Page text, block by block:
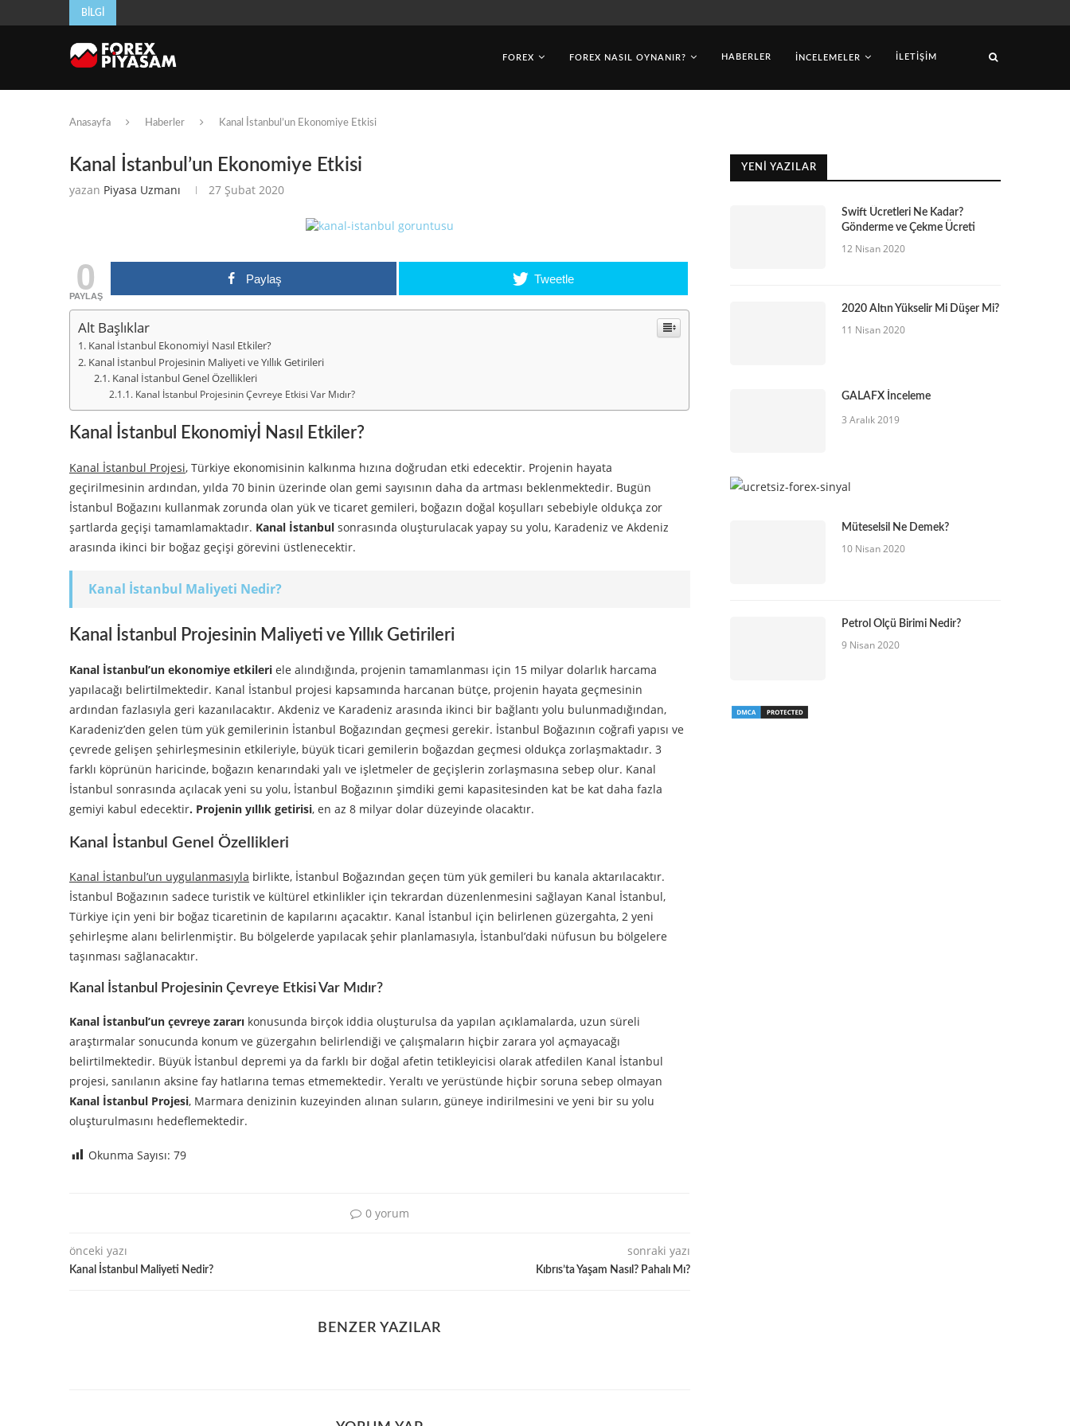
BILGI
FOREX FOREX NASIL OYNANIR? HABERLER İNCELEMELER İLETIŞIM
Anasayfa Haberler Kanal İstanbul’un Ekonomiye Etkisi
Kanal İstanbul’un Ekonomiye Etkisi
yazan Piyasa Uzmanı 27 Şubat 2020
0
PAYLAŞ
Paylaş Tweetle
Alt Başlıklar
Kanal İstanbul Ekonomiyİ Nasıl Etkiler?
Kanal İstanbul Projesinin Maliyeti ve Yıllık Getirileri
Kanal İstanbul Genel Özellikleri
Kanal İstanbul Projesinin Çevreye Etkisi Var Mıdır?
Kanal İstanbul Ekonomiyİ Nasıl Etkiler?
Kanal İstanbul Projesi, Türkiye ekonomisinin kalkınma hızına doğrudan etki edecektir. Projenin hayata
geçirilmesinin ardından, yılda 70 binin üzerinde olan gemi sayısının daha da artması beklenmektedir. Bugün
İstanbul Boğazını kullanmak zorunda olan yük ve ticaret gemileri, boğazın doğal koşulları sebebiyle oldukça zor
şartlarda geçişi tamamlamaktadır. Kanal İstanbul sonrasında oluşturulacak yapay su yolu, Karadeniz ve Akdeniz
arasında ikinci bir boğaz geçişi görevini üstlenecektir.
Kanal İstanbul Maliyeti Nedir?
Kanal İstanbul Projesinin Maliyeti ve Yıllık Getirileri
Kanal İstanbul’un ekonomiye etkileri ele alındığında, projenin tamamlanması için 15 milyar dolarlık harcama
yapılacağı belirtilmektedir. Kanal İstanbul projesi kapsamında harcanan bütçe, projenin hayata geçmesinin
ardından fazlasıyla geri kazanılacaktır. Akdeniz ve Karadeniz arasında ikinci bir bağlantı yolu bulunmadığından,
Karadeniz’den gelen tüm yük gemilerinin İstanbul Boğazından geçmesi gerekir. İstanbul Boğazının coğrafi yapısı ve
çevrede gelişen şehirleşmesinin etkileriyle, büyük ticari gemilerin boğazdan geçmesi oldukça zorlaşmaktadır. 3
farklı köprünün haricinde, boğazın kenarındaki yalı ve işletmeler de geçişlerin zorlaşmasına sebep olur. Kanal
İstanbul sonrasında açılacak yeni su yolu, İstanbul Boğazının şimdiki gemi kapasitesinden kat be kat daha fazla
gemiyi kabul edecektir. Projenin yıllık getirisi, en az 8 milyar dolar düzeyinde olacaktır.
Kanal İstanbul Genel Özellikleri
Kanal İstanbul’un uygulanmasıyla birlikte, İstanbul Boğazından geçen tüm yük gemileri bu kanala aktarılacaktır.
İstanbul Boğazının sadece turistik ve kültürel etkinlikler için tekrardan düzenlenmesini sağlayan Kanal İstanbul,
Türkiye için yeni bir boğaz ticaretinin de kapılarını açacaktır. Kanal İstanbul için belirlenen güzergahta, 2 yeni
şehirleşme alanı belirlenmiştir. Bu bölgelerde yapılacak şehir planlamasıyla, İstanbul’daki nüfusun bu bölgelere
taşınması sağlanacaktır.
Kanal İstanbul Projesinin Çevreye Etkisi Var Mıdır?
Kanal İstanbul’un çevreye zararı konusunda birçok iddia oluşturulsa da yapılan açıklamalarda, uzun süreli
araştırmalar sonucunda konum ve güzergahın belirlendiği ve çalışmaların hiçbir zarara yol açmayacağı
belirtilmektedir. Büyük İstanbul depremi ya da farklı bir doğal afetin tetikleyicisi olarak atfedilen Kanal İstanbul
projesi, sanılanın aksine fay hatlarına temas etmemektedir. Yeraltı ve yerüstünde hiçbir soruna sebep olmayan
Kanal İstanbul Projesi, Marmara denizinin kuzeyinden alınan suların, güneye indirilmesini ve yeni bir su yolu
oluşturulmasını hedeflemektedir.
Okunma Sayısı: 79
0 yorum
önceki yazı
Kanal İstanbul Maliyeti Nedir?
sonraki yazı
Kıbrıs’ta Yaşam Nasıl? Pahalı Mı?
BENZER YAZILAR
YENI YAZILAR
Swift Ücretleri Ne Kadar?
Gönderme ve Çekme Ücreti
12 Nisan 2020
2020 Altın Yükselir Mi Düşer Mi?
11 Nisan 2020
GALAFX İnceleme
3 Aralık 2019
Müteselsil Ne Demek?
10 Nisan 2020
Petrol Ölçü Birimi Nedir?
9 Nisan 2020